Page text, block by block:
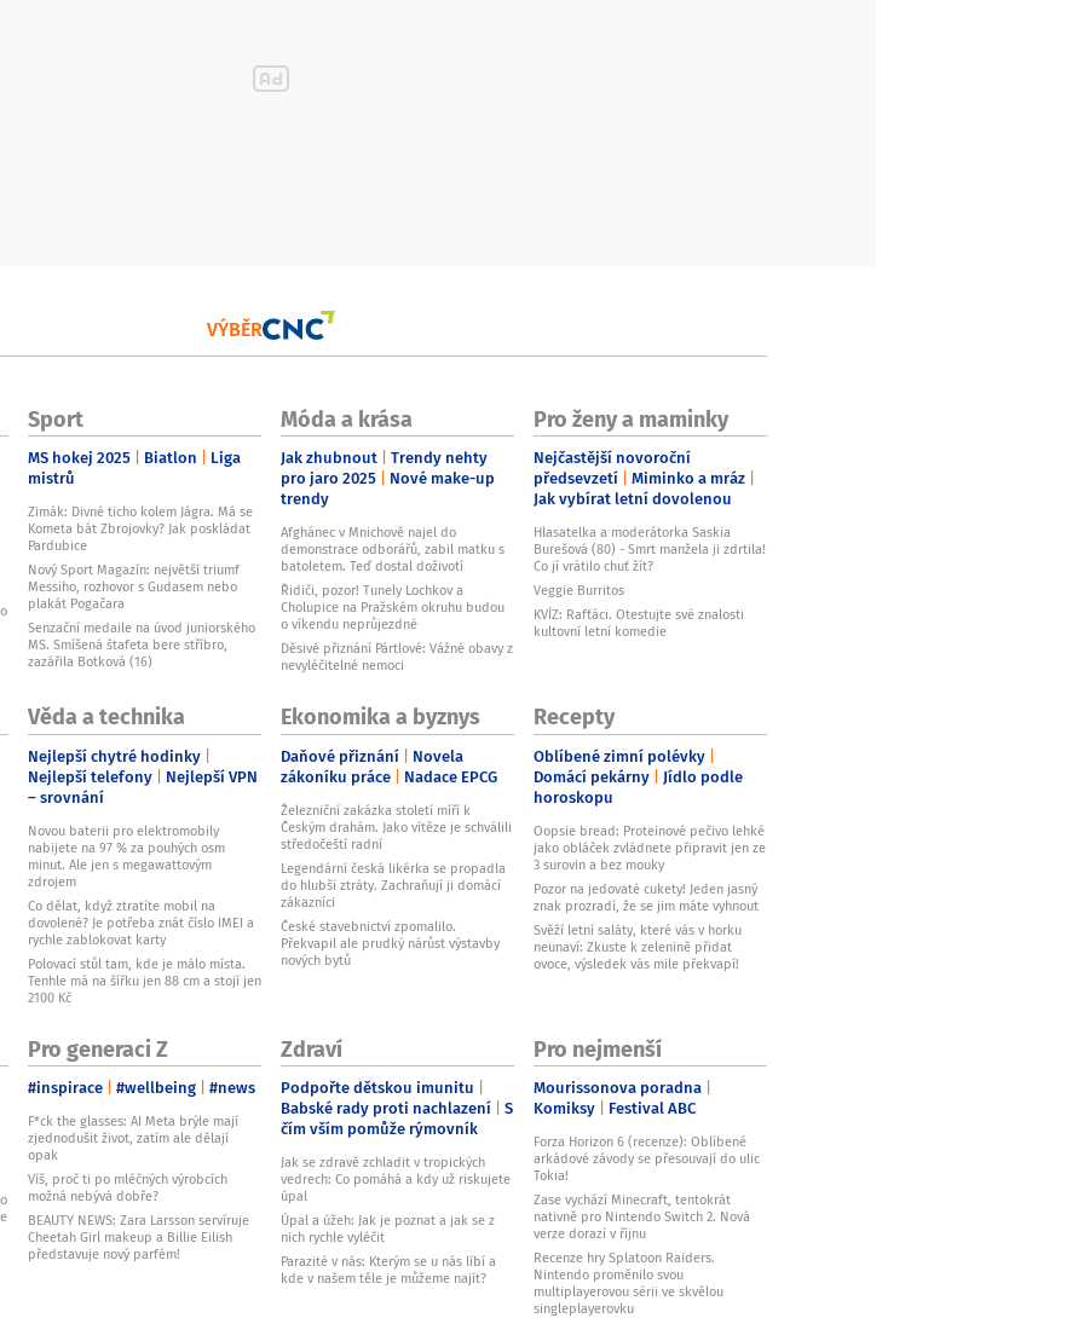
VÝBĚR
Sport
MS hokej 2025 Biatlon
Liga
mistrů
Zimák: Divné ticho kolem Jágra. Má se
Kometa bát Zbrojovky? Jak poskládat
Pardubice
Nový Sport Magazín: největší triumf
Messiho, rozhovor s Gudasem nebo
plakát Pogačara
Senzační medaile na úvod juniorského
MS. Smíšená štafeta bere stříbro,
zazářila Botková (16)
Móda a krása
Jak zhubnout Trendy nehty
pro jaro 2025 Nové make-up
trendy
Afghánec v Mnichově najel do
demonstrace odborářů, zabil matku s
batoletem. Teď dostal doživotí
Řidiči, pozor! Tunely Lochkov a
Cholupice na Pražském okruhu budou
o víkendu neprůjezdné
Děsivé přiznání Pártlové: Vážné obavy z
nevyléčitelné nemoci
Pro ženy a maminky
Nejčastější novoroční
předsevzetí Miminko a mráz
Jak vybírat letní dovolenou
Hlasatelka a moderátorka Saskia
Burešová (80) - Smrt manžela ji zdrtila!
Co jí vrátilo chuť žít?
Veggie Burritos
KVÍZ: Rafťáci. Otestujte své znalosti
kultovní letní komedie
Věda a technika
Nejlepší chytré hodinky
Nejlepší telefony Nejlepší VPN
– srovnání
Novou baterii pro elektromobily
nabijete na 97 % za pouhých osm
minut. Ale jen s megawattovým
zdrojem
Co dělat, když ztratíte mobil na
dovolené? Je potřeba znát číslo IMEI a
rychle zablokovat karty
Polovací stůl tam, kde je málo místa.
Tenhle má na šířku jen 88 cm a stojí jen
2100 Kč
Ekonomika a byznys
Daňové přiznání Novela
zákoníku práce Nadace EPCG
Železniční zakázka století míří k
Českým drahám. Jako vítěze je schválili
středočeští radní
Legendární česká likérka se propadla
do hlubší ztráty. Zachraňují ji domácí
zákazníci
České stavebnictví zpomalilo.
Překvapil ale prudký nárůst výstavby
nových bytů
Recepty
Oblíbené zimní polévky
Domácí pekárny Jídlo podle
horoskopu
Oopsie bread: Proteinové pečivo lehké
jako obláček zvládnete připravit jen ze
3 surovin a bez mouky
Pozor na jedovaté cukety! Jeden jasný
znak prozradí, že se jim máte vyhnout
Svěží letní saláty, které vás v horku
neunaví: Zkuste k zelenině přidat
ovoce, výsledek vás mile překvapí!
Pro generaci Z
#inspirace #wellbeing #news
F*ck the glasses: AI Meta brýle mají
zjednodušit život, zatím ale dělají
opak
Víš, proč ti po mléčných výrobcích
možná nebývá dobře?
BEAUTY NEWS: Zara Larsson servíruje
Cheetah Girl makeup a Billie Eilish
představuje nový parfém!
Zdraví
Podpořte dětskou imunitu
Babské rady proti nachlazení S
čím vším pomůže rýmovník
Jak se zdravě zchladit v tropických
vedrech: Co pomáhá a kdy už riskujete
úpal
Úpal a úžeh: Jak je poznat a jak se z
nich rychle vyléčit
Parazité v nás: Kterým se u nás líbí a
kde v našem těle je můžeme najít?
Pro nejmenší
Mourissonova poradna
Komiksy Festival ABC
Forza Horizon 6 (recenze): Oblíbené
arkádové závody se přesouvají do ulic
Tokia!
Zase vychází Minecraft, tentokrát
nativně pro Nintendo Switch 2. Nová
verze dorazí v říjnu
Recenze hry Splatoon Raiders.
Nintendo proměnilo svou
multiplayerovou sérii ve skvělou
singleplayerovku